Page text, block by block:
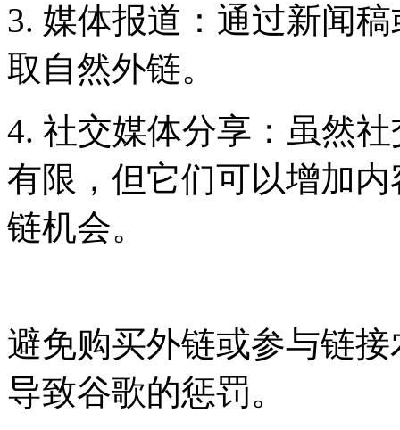
3. 媒体报道：通过新闻
取自然外链。
4. 社交媒体分享：虽然
有限，但它们可以增加
链机会。
避免购买外链或参与链
导致谷歌的惩罚。